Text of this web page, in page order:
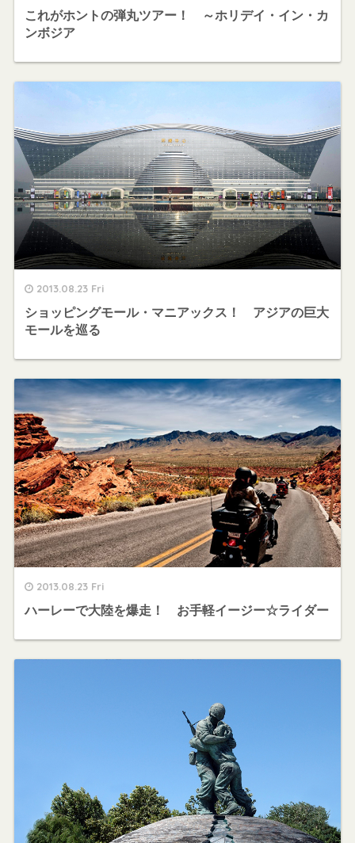
これがホントの弾丸ツアー！ ～ホリデイ・イン・カ
ンボジア
2013.08.23 Fri
ショッピングモール・マニアックス！ アジアの巨大
モールを巡る
2013.08.23 Fri
ハーレーで大陸を爆走！ お手軽イージー☆ライダー